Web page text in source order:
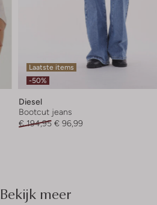
Laatste items
-50%
Diesel
Bootcut jeans
€ 194,95 € 96,99
Bekijk meer